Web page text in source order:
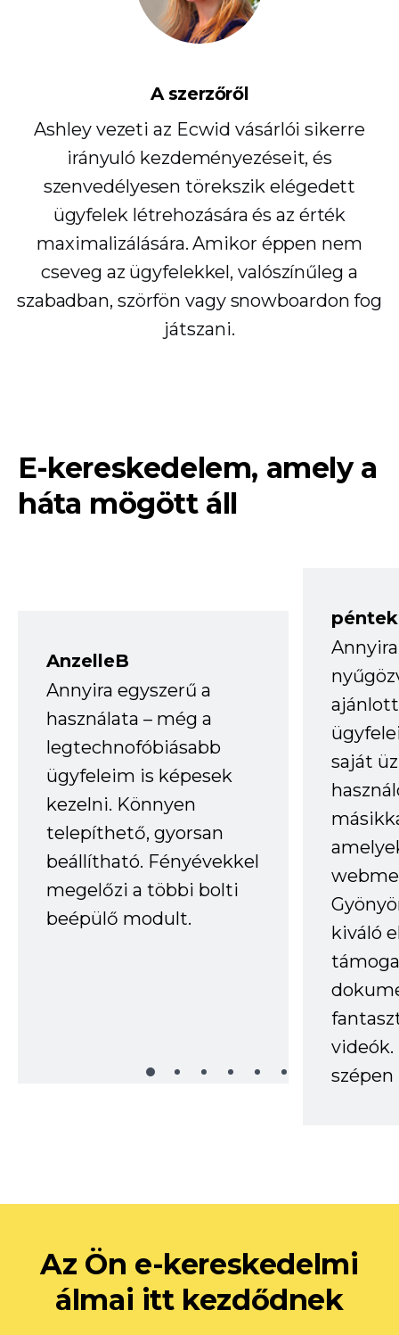
A szerzőről
Ashley vezeti az Ecwid vásárlói sikerre
irányuló kezdeményezéseit, és
szenvedélyesen törekszik elégedett
ügyfelek létrehozására és az érték
maximalizálására. Amikor éppen nem
cseveg az ügyfelekkel, valószínűleg a
szabadban, szörfön vagy snowboardon fog
játszani.
E-kereskedelem, amely a
háta mögött áll
AnzelleB
Annyira egyszerű a
használata – még a
legtechnofóbiásabb
ügyfeleim is képesek
kezelni. Könnyen
telepíthető, gyorsan
beállítható. Fényévekkel
megelőzi a többi bolti
beépülő modult.
saját
kiváló
videók.
Az Ön e-kereskedelmi
álmai itt kezdődnek